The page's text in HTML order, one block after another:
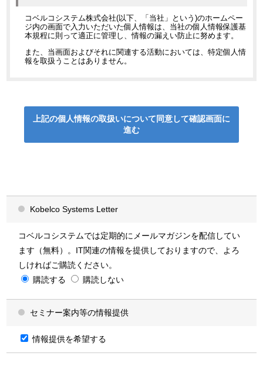
コベルコシステム株式会社(以下、「当社」という)のホームペー
ジ内の画面で入力いただいた個人情報は、当社の個人情報保護基
本規程に則って適正に管理し、情報の漏えい防止に努めます。
また、当画面およびそれに関連する活動においては、特定個人情
報を取扱うことはありません。
当社では、以下の利用目的の範囲内で個人情報を利用いたしま
す。なお、個別に利用目的を通知・公表する場合には、その利用
目的によるものとします。また、当社では、目的の範囲内であっ
ても、違法または不当な行為を助長または誘発するおそれがある
方法で個人情報を利用しません。
は、製品・サービスに関する保守やサポート、アフターサービス
するため
(2)製品・サービス、導入事例に関する案内
(3)製品・サービス紹介資料・カタログの配布
(4)当社が開催または協賛・出展するセミナー・イベント・展示会の案内
(5)メールマガジン（Kobelco Systems Letter）の配信
に生じる結果について
個人情報を当社に登録いただくか否かは、ご自身が判断されるこ
けない場合や必要項目に不足等があった場合には、当社からの情
上記の個人情報の取扱いについて同意して確認画面に
進む
Kobelco Systems Letter
コベルコシステムでは定期的にメールマガジンを配信してい
ます（無料）。IT関連の情報を提供しておりますので、よろ
しければご購読ください。
購読する
購読しない
セミナー案内等の情報提供
情報提供を希望する